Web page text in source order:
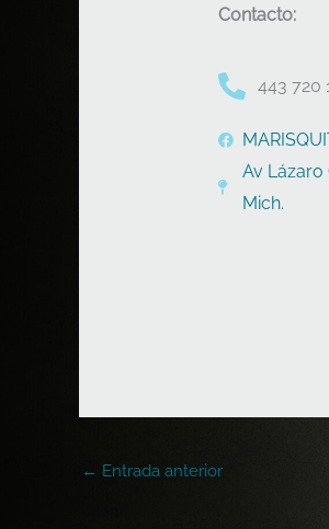
Contacto:
443 720
Av Lázaro
Mich.
← Entrada anterior